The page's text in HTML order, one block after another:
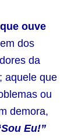
ouve
dos
da
aquele que
ou
demora,
Eu!”